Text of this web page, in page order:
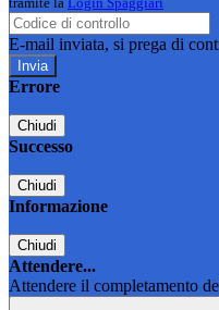
E-mail inviata, si prega di
Errore
Chiudi
Successo
Chiudi
Informazione
Chiudi
Attendere...
Attendere il completamento